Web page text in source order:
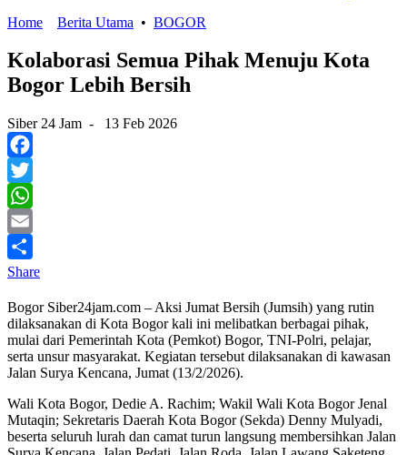
Home
Berita Utama • BOGOR
Kolaborasi Semua Pihak Menuju Kota
Bogor Lebih Bersih
Siber 24 Jam - 13 Feb 2026
Facebook
Twitter
WhatsApp
Email
Share
Bogor Siber24jam.com – Aksi Jumat Bersih (Jumsih) yang rutin
dilaksanakan di Kota Bogor kali ini melibatkan berbagai pihak,
mulai dari Pemerintah Kota (Pemkot) Bogor, TNI-Polri, pelajar,
serta unsur masyarakat. Kegiatan tersebut dilaksanakan di kawasan
Jalan Surya Kencana, Jumat (13/2/2026).
Wali Kota Bogor, Dedie A. Rachim; Wakil Wali Kota Bogor Jenal
Mutaqin; Sekretaris Daerah Kota Bogor (Sekda) Denny Mulyadi,
beserta seluruh lurah dan camat turun langsung membersihkan Jalan